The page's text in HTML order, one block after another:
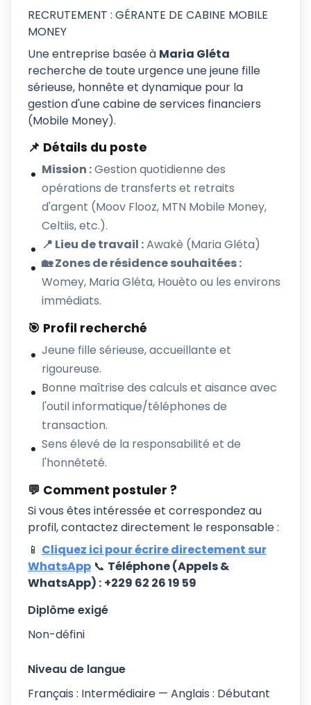
RECRUTEMENT : GÉRANTE DE CABINE MOBILE
MONEY
Une entreprise basée à Maria Gléta
recherche de toute urgence une jeune fille
sérieuse, honnête et dynamique pour la
gestion d'une cabine de services financiers
(Mobile Money).
📌 Détails du poste
Mission :Gestion quotidienne des
opérations de transferts et retraits
d'argent (Moov Flooz, MTN Mobile Money,
Celtiis, etc.).
📍 Lieu de travail :Awakè (Maria Gléta)
🏡 Zones de résidence souhaitées :
Womey, Maria Gléta, Houèto ou les environs
immédiats.
🎯 Profil recherché
Jeune fille sérieuse, accueillante et
rigoureuse.
Bonne maîtrise des calculs et aisance avec
l'outil informatique/téléphones de
transaction.
Sens élevé de la responsabilité et de
l'honnêteté.
💬 Comment postuler ?
Si vous êtes intéressée et correspondez au
profil, contactez directement le responsable :
📱 Cliquez ici pour écrire directement sur
WhatsApp 📞 Téléphone (Appels &
WhatsApp) : +229 62 26 19 59
Diplôme exigé
Non-défini
Niveau de langue
Français : Intermédiaire — Anglais : Débutant